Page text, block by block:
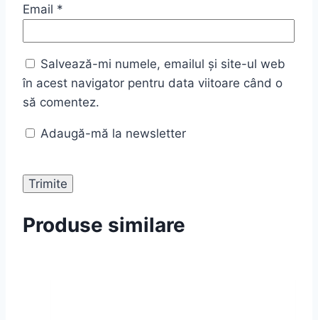
Email *
Salvează-mi numele, emailul și site-ul web
în acest navigator pentru data viitoare când o
să comentez.
Adaugă-mă la newsletter
Produse similare